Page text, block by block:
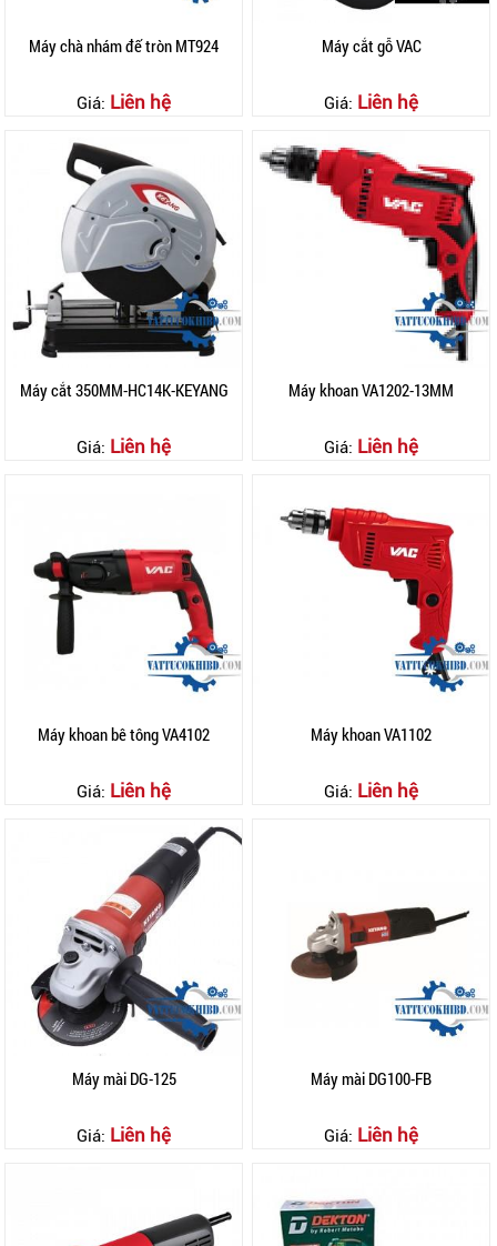
Máy chà nhám đế tròn MT924
Giá: Liên hệ
Máy cắt gỗ VAC
Giá: Liên hệ
Máy cắt 350MM-HC14K-KEYANG
Giá: Liên hệ
Máy khoan VA1202-13MM
Giá: Liên hệ
Máy khoan bê tông VA4102
Giá: Liên hệ
Máy khoan VA1102
Giá: Liên hệ
Máy mài DG-125
Giá: Liên hệ
Máy mài DG100-FB
Giá: Liên hệ